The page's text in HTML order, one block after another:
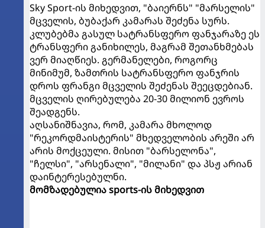
Sky Sport-ის მიხედვით, "ბაიერნს" "მარსელის"
მცველის, ბუბაქარ კამარას შეძენა სურს.
კლუბებმა გასულ სატრანსფერო ფანჯარაზე ეს
ტრანსფერი განიხილეს, მაგრამ შეთანხმებას
ვერ მიაღწიეს. გერმანელები, როგორც
მინიმუმ, ზამთრის სატრანსფერო ფანჯრის
დროს ფრანგი მცველის შეძენას შეეცდებიან.
მცველის ღირებულება 20-30 მილიონ ევროს
შეადგენს.
აღსანიშნავია, რომ, კამარა მხოლოდ
"რეკორდმაისტერის" მხედველობის არეში არ
არის მოქცეული. მისით "ბარსელონა",
"ჩელსი", "არსენალი", "მილანი" და პსჟ არიან
დაინტერესებულნი.
მომზადებულია sports-ის მიხედვით